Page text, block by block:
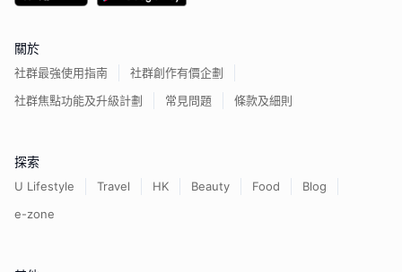
關於
社群最強使用指南
社群創作有價企劃
社群焦點功能及升級計劃
常見問題 條款及細則
探索
U Lifestyle Travel HK Beauty Food
Blog
e-zone